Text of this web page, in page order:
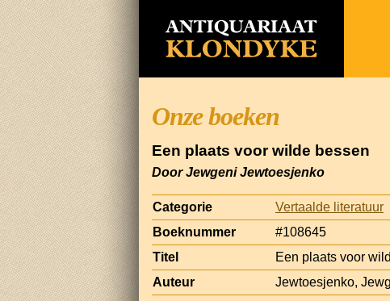
Onze boeken
Een plaats voor wilde bessen
Door Jewgeni Jewtoesjenko
Categorie
Vertaalde literatuur
Boeknummer
#108645
Titel
Een plaats voor
Auteur
Jewtoesjenko,